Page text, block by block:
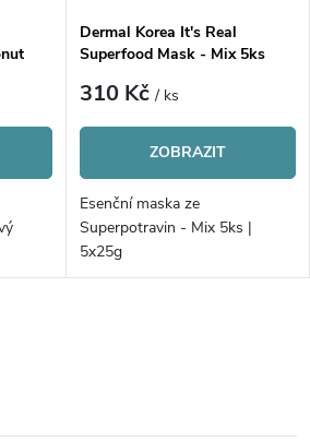
Dermal Korea It's Real
Superfood Mask - Mix 5ks
310 Kč/ ks
ZOBRAZIT
Esenční maska ze
Superpotravin - Mix 5ks |
5x25g